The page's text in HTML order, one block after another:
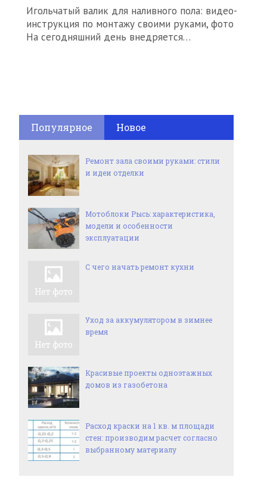
Игольчатый валик для наливного пола: видео-
инструкция по монтажу своими руками, фото
На сегодняшний день внедряется…
Популярное Новое
Ремонт зала своими руками: стили
и идеи отделки
Мотоблоки Рысь: характеристика,
модели и особенности
эксплуатации
С чего начать ремонт кухни
Уход за аккумулятором в зимнее
время
Красивые проекты одноэтажных
домов из газобетона
Расход краски на 1 кв. м площади
стен: производим расчет согласно
выбранному материалу